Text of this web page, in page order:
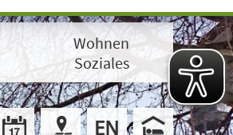
Wohnen
Soziales